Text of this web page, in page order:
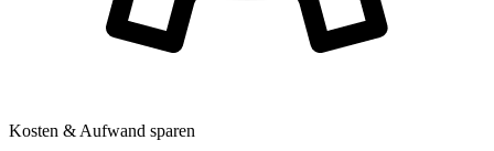
Kosten & Aufwand sparen